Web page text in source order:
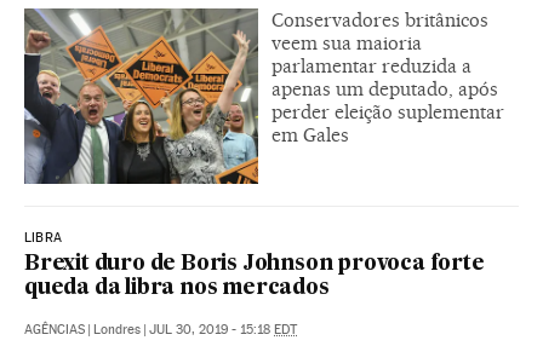
Conservadores britânicos
veem sua maioria
parlamentar reduzida a
apenas um deputado, após
perder eleição suplementar
em Gales
LIBRA
Brexit duro de Boris Johnson provoca forte
queda da libra nos mercados
AGÊNCIAS | Londres | JUL 30, 2019 - 15:18 EDT